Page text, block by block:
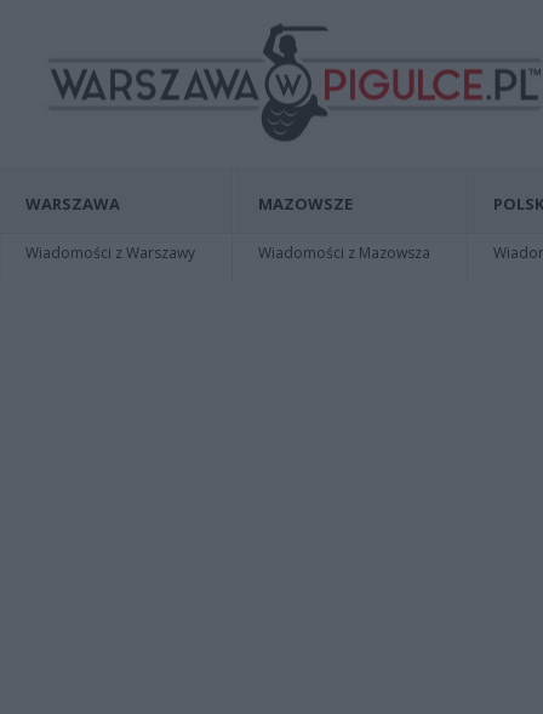
WARSZAWA
Wiadomości z Warszawy
MAZOWSZE
Wiadomości z Mazowsza